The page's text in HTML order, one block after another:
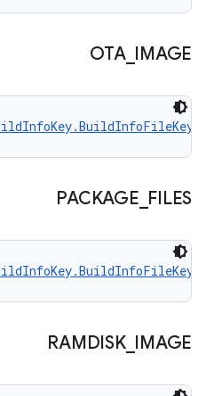
OTA_ IMAGE
PACKAGE FILES
RAMDISK_ IMAGE